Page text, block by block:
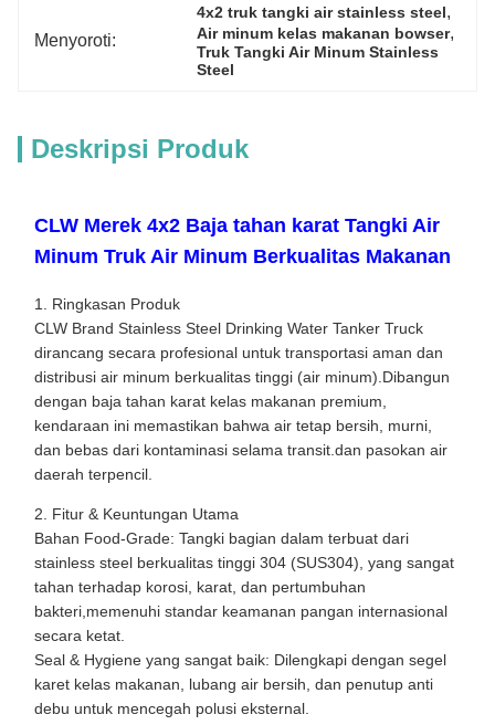
Menyoroti:
4x2 truk tangki air stainless steel,
Air minum kelas makanan bowser
Truk Tangki Air Minum Stainless
Steel
Deskripsi Produk
CLW Merek 4x2 Baja tahan karat Tangki Air
Minum Truk Air Minum Berkualitas Makanan
1. Ringkasan Produk
CLW Brand Stainless Steel Drinking Water Tanker Truck
dirancang secara profesional untuk transportasi aman dan
distribusi air minum berkualitas tinggi (air minum).Dibangun
dengan baja tahan karat kelas makanan premium,
kendaraan ini memastikan bahwa air tetap bersih, murni,
dan bebas dari kontaminasi selama transit.dan pasokan air
daerah terpencil.
2. Fitur & Keuntungan Utama
Bahan Food-Grade: Tangki bagian dalam terbuat dari
stainless steel berkualitas tinggi 304 (SUS304), yang sangat
tahan terhadap korosi, karat, dan pertumbuhan
bakteri,memenuhi standar keamanan pangan internasional
secara ketat.
Seal & Hygiene yang sangat baik: Dilengkapi dengan segel
karet kelas makanan, lubang air bersih, dan penutup anti
debu untuk mencegah polusi eksternal.